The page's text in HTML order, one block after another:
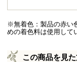
※無着色：製品の赤い
めの着色料は使用して
この商品を見